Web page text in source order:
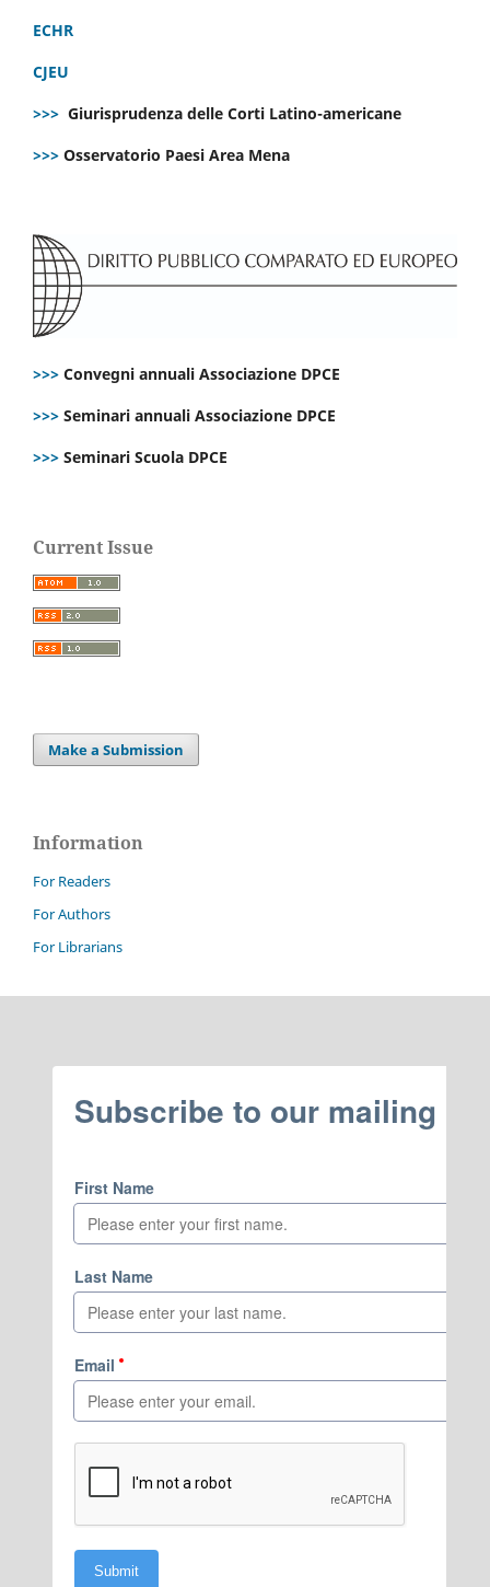
ECHR
CJEU
>>> Giurisprudenza delle Corti Latino-americane
>>> Osservatorio Paesi Area Mena
>>> Convegni annuali Associazione DPCE
>>> Seminari annuali Associazione DPCE
>>> Seminari Scuola DPCE
Current Issue
Make a Submission
Information
For Readers
For Authors
For Librarians